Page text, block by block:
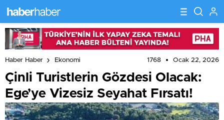
Haber Haber Ekonomi 1768 Ocak 22, 2026
Çinli Turistlerin Gözdesi Olacak:
Ege’ye Vizesiz Seyahat Fırsatı!